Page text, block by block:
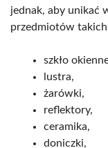
jednak, aby unikać
przedmiotów takich
szkło
lustra,
żarówki,
reflektory,
ceramika,
doniczki,